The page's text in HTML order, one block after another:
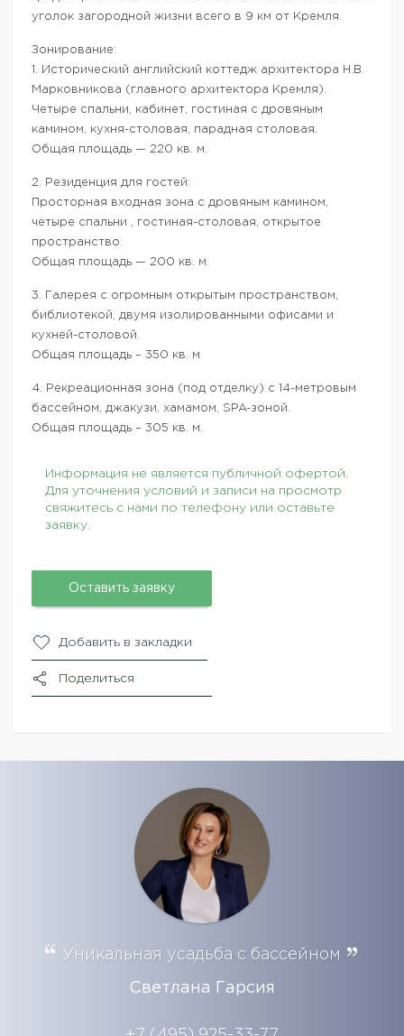
уголок загородной жизни всего в 9 км от Кремля.
Зонирование:
1. Исторический английский коттедж архитектора Н.В.
Марковникова (главного архитектора Кремля).
Четыре спальни, кабинет, гостиная с дровяным
камином, кухня-столовая, парадная столовая.
Общая площадь — 220 кв. м.
2. Резиденция для гостей:
Просторная входная зона с дровяным камином,
четыре спальни , гостиная-столовая, открытое
пространство.
Общая площадь — 200 кв. м.
3. Галерея с огромным открытым пространством,
библиотекой, двумя изолированными офисами и
кухней-столовой.
Общая площадь – 350 кв. м
4. Рекреационная зона (под отделку) с 14-метровым
бассейном, джакузи, хамамом, SPA-зоной.
Общая площадь – 305 кв. м.
Информация не является публичной офертой.
Для уточнения условий и записи на просмотр
свяжитесь с нами по телефону или оставьте
заявку.
Оставить заявку
Добавить в закладки
Поделиться
Уникальная усадьба с бассейном
Светлана Гарсия